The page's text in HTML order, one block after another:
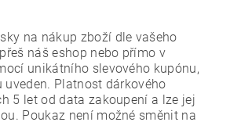
na nákup zboží dle vašeho
náš eshop nebo přímo v
unikátního slevového kupónu,
uveden. Platnost dárkového
5 let od data zakoupení a lze jej
Poukaz není možné směnit na